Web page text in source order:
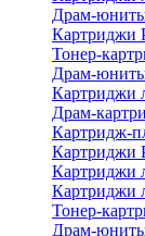
Драм-
Картриджи
Тонер-
Драм-
Картриджи
Драм-
Картридж-
Картриджи
Картриджи
Картриджи
Тонер-
Драм-